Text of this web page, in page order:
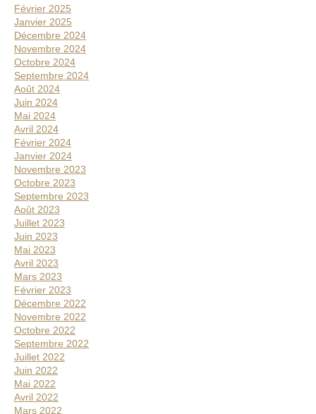
o
n
s
Février 2025
Janvier 2025
Décembre 2024
Novembre 2024
Octobre 2024
Septembre 2024
Août 2024
Juin 2024
Mai 2024
Avril 2024
Février 2024
Janvier 2024
Novembre 2023
Octobre 2023
Septembre 2023
Août 2023
Juillet 2023
Juin 2023
Mai 2023
Avril 2023
Mars 2023
Février 2023
Décembre 2022
Novembre 2022
Octobre 2022
Septembre 2022
Juillet 2022
Juin 2022
Mai 2022
Avril 2022
Mars 2022